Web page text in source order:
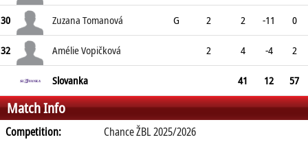
30 Zuzana Tomanová G 2 2 -11 0
32 Amélie Vopičková 2 4 -4 2
Slovanka 41 12 57
Match Info
Competition:
Chance ŽBL 2025/2026